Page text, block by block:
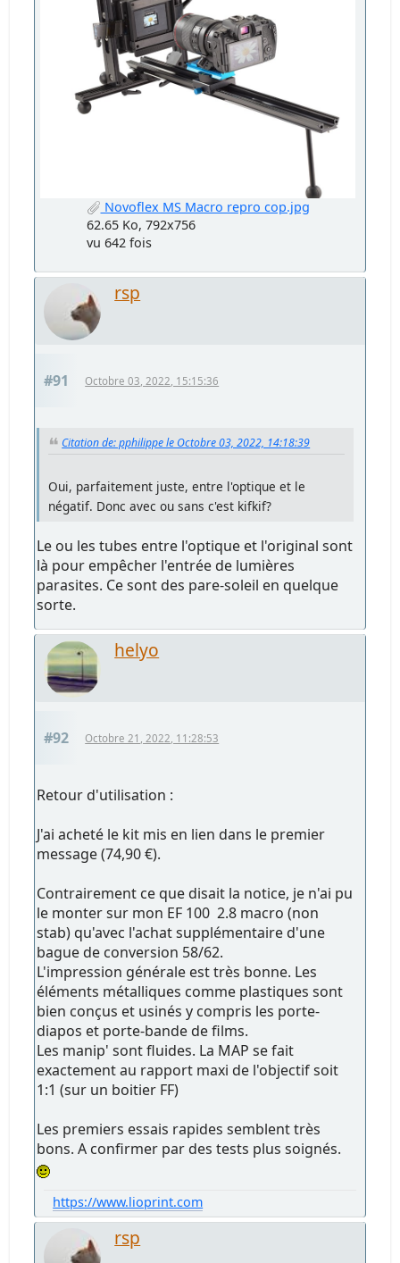
Novoflex MS Macro repro cop.jpg
62.65 Ko, 792x756
vu 642 fois
rsp
#91 Octobre 03, 2022, 15:15:36
Citation de: pphilippe le Octobre 03, 2022, 14:18:39
Oui, parfaitement juste, entre l'optique et le
négatif. Donc avec ou sans c'est kifkif?
Le ou les tubes entre l'optique et l'original sont
là pour empêcher l'entrée de lumières
parasites. Ce sont des pare-soleil en quelque
sorte.
helyo
#92 Octobre 21, 2022, 11:28:53
Retour d'utilisation :
J'ai acheté le kit mis en lien dans le premier
message (74,90 €).
Contrairement ce que disait la notice, je n'ai pu
le monter sur mon EF 100 2.8 macro (non
stab) qu'avec l'achat supplémentaire d'une
bague de conversion 58/62.
L'impression générale est très bonne. Les
éléments métalliques comme plastiques sont
bien conçus et usinés y compris les porte-
diapos et porte-bande de films.
Les manip' sont fluides. La MAP se fait
exactement au rapport maxi de l'objectif soit
1:1 (sur un boitier FF)
Les premiers essais rapides semblent très
bons. A confirmer par des tests plus soignés.
https://www.lioprint.com
rsp